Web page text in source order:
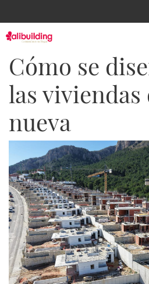
contenido
principal
Cómo se
las viviendas
nueva